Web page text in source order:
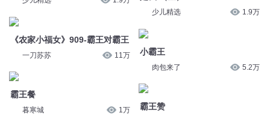
一刀苏苏 11万
暮寒城
少儿精选 1.9万
小霸王
肉包来了 5.2万
霸王赞